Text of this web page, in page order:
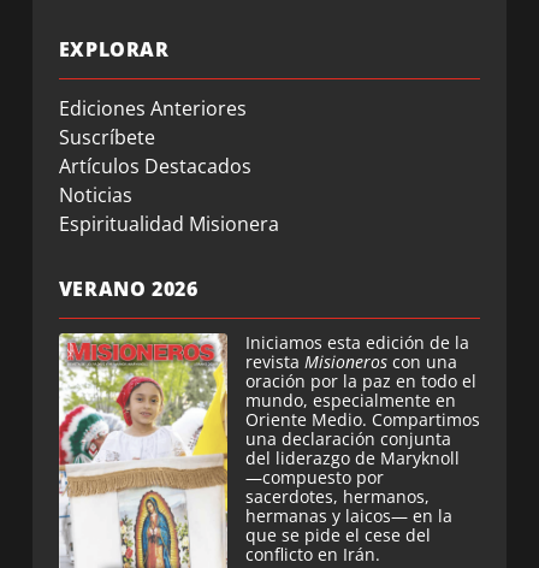
EXPLORAR
Ediciones Anteriores
Suscríbete
Artículos Destacados
Noticias
Espiritualidad Misionera
VERANO 2026
Iniciamos esta edición de la
revista Misioneros con una
oración por la paz en todo el
mundo, especialmente en
Oriente Medio. Compartimos
una declaración conjunta
del liderazgo de Maryknoll
—compuesto por
sacerdotes, hermanos,
hermanas y laicos— en la
que se pide el cese del
conflicto en Irán.